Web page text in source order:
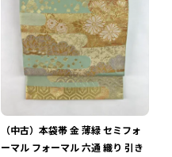
（中古）本袋帯 金 薄緑 セミフォ
ーマル フォーマル 六通 織り 引き